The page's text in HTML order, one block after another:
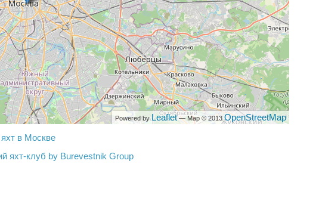
Powered by Leaflet— Map © 2013OpenStreetMap
в Москве
яхт-клуб by Burevestnik Group